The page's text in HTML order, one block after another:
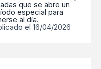
que se abre un
especial para
al día.
el 16/04/2026